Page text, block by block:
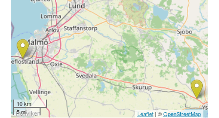
10 km
5 mi
Leaflet| ©OpenStreetMap